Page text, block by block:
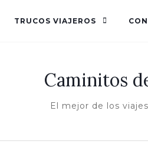
TRUCOS VIAJEROS
Caminitos
El mejor de los